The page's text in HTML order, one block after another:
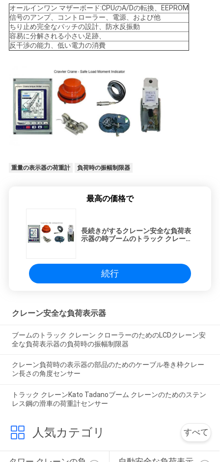
下
さ
い
地
PRIVACY
オールインワン マザーボード:CPUのA/Dの転換、EEPROM
信号のアンプ、コントローラー、電源、および他
ちり止め完全なパッチの設計、防水反振動
容易に分解される小さい足跡、
反干渉の能力、低い電力の消費
重量の表示器の荷重計 負荷時の振幅制限器
最高の価格で
長続きがするクレーン安全な負荷表
示器の時ブームのトラック クレーン
続行
クレーン安全な負荷表示器
ブームのトラック クレーン クローラーのためのLCDクレーン安
全な負荷表示器の負荷時の振幅制限器
クレーン負荷時の表示器の部品のためのケーブル巻き枠クレー
ン長さの角度センサー
トラック クレーンKato Tadanoブーム クレーンのためのステン
レス鋼の滑車の荷重計センサー
人気カテゴリ すべて